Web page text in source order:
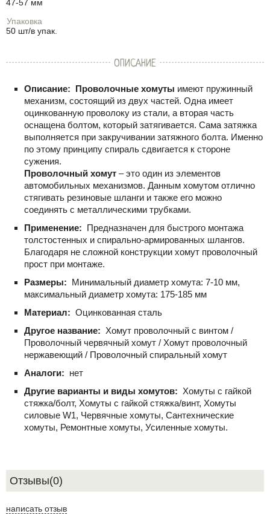
47-57 мм
Упаковка
50 шт/в упак.
ОПИСАНИЕ
Описание: Проволочные хомуты имеют пружинный
механизм, состоящий из двух частей. Одна имеет
оцинкованную проволоку из стали, а вторая часть
оснащена болтом, который затягивается. Сама затяжка
выполняется при закручивании затяжного болта. Именно
по этому принципу спираль сдвигается к стороне
сужения.
Проволочный хомут – это один из элементов
автомобильных механизмов. Данным хомутом отлично
стягивать резиновые шланги и также его можно
соединять с металлическими трубками.
Применение: Предназначен для быстрого монтажа
толстостенных и спирально-армированных шлангов.
Благодаря не сложной конструкции хомут проволочный
прост при монтаже.
Размеры: Минимальный диаметр хомута: 7-10 мм,
максимальный диаметр хомута: 175-185 мм
Материал: Оцинкованная сталь
Другое название: Хомут проволочный с винтом /
Проволочный червячный хомут / Хомут проволочный
нержавеющий / Проволочный спиральный хомут
Аналоги: нет
Другие варианты и виды хомутов: Хомуты с гайкой
стяжка/болт, Хомуты с гайкой стяжка/винт, Хомуты
силовые W1, Червячные хомуты, Сантехнические
хомуты, Ремонтные хомуты, Усиленные хомуты.
Отзывы(0)
написать отзыв